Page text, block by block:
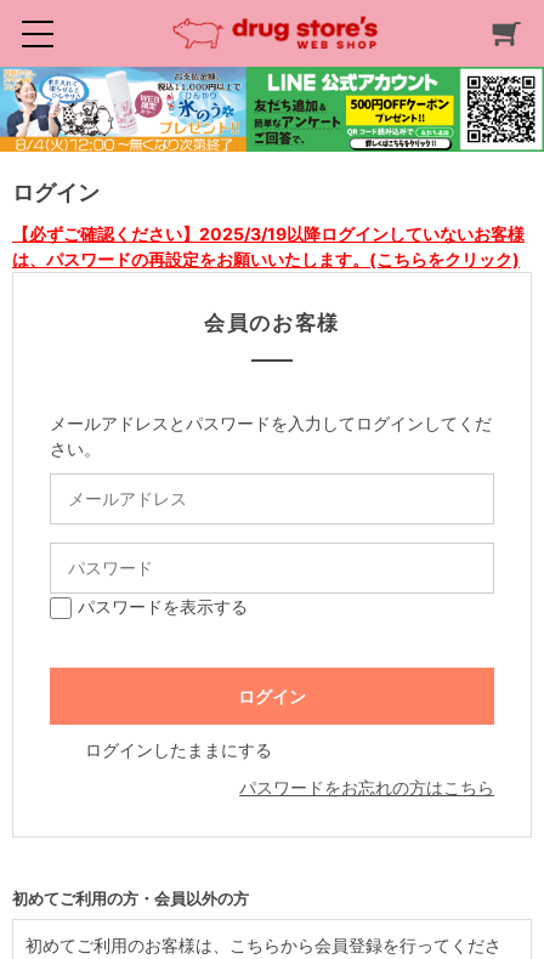
ログイン
【必ずご確認ください】2025/3/19以降ログインしていないお客様
は、パスワードの再設定をお願いいたします。(こちらをクリック)
会員のお客様
メールアドレスとパスワードを入力してログインしてくだ
さい。
パスワードを表示する
ログインしたままにする
パスワードをお忘れの方はこちら
初めてご利用の方・会員以外の方
初めてご利用のお客様は、こちらから会員登録を行ってくださ